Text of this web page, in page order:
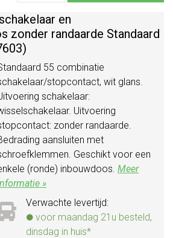
en
zonder randaarde Standaard
55 combinatie
stopcontact, wit glans.
schakelaar:
Uitvoering
zonder randaarde.
aansluiten met
Geschikt voor een
(ronde) inbouwdoos. Meer
»
Verwachte levertijd:
voor maandag 21u besteld,
dinsdag in huis*